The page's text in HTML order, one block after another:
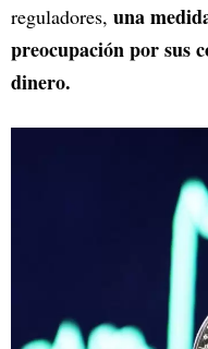
reguladores, una
preocupación por sus
dinero.